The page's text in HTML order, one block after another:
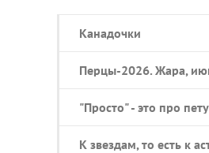
Канадочки
Перцы-2026. Жара,
"Просто" - это про
К звездам, то есть к